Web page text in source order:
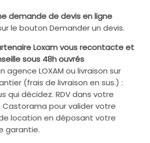
demande de devis en ligne
le bouton Demander un devis.
Loxam vous recontacte et
sous 48h ouvrés
agence LOXAM ou livraison sur
(frais de livraison en sus.) :
qui décidez. RDV dans votre
Castorama pour valider votre
location en déposant votre
garantie.